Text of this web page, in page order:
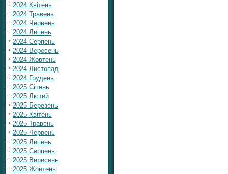
2024 Квітень
2024 Травень
2024 Червень
2024 Липень
2024 Серпень
2024 Вересень
2024 Жовтень
2024 Листопад
2024 Грудень
2025 Січень
2025 Лютий
2025 Березень
2025 Квітень
2025 Травень
2025 Червень
2025 Липень
2025 Серпень
2025 Вересень
2025 Жовтень